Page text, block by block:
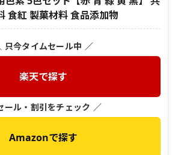
食紅 製菓材料 食品添加物
只今タイムセール中 ／
楽天で探す
ール・割引をチェック ／
Amazonで探す